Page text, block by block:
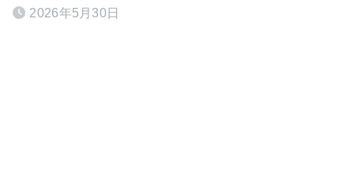
2026年5月30日